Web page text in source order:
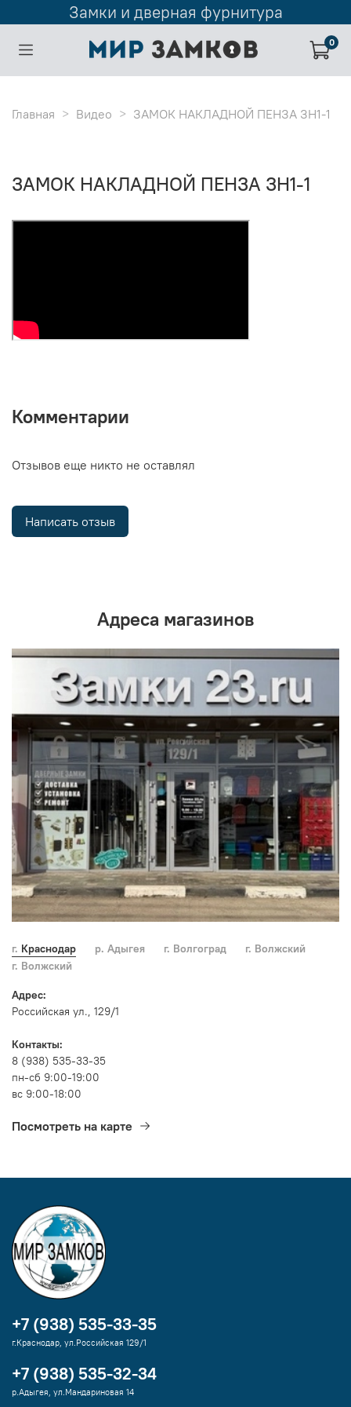
Замки и дверная фурнитура
0
Главная Видео ЗАМОК НАКЛАДНОЙ ПЕНЗА ЗН1-1
ЗАМОК НАКЛАДНОЙ ПЕНЗА ЗН1-1
Комментарии
Отзывов еще никто не оставлял
Написать отзыв
Адреса магазинов
г. Краснодар р. Адыгея г. Волгоград
г. Волжский
г. Волжский
Адрес:
Российская ул., 129/1
Контакты:
8 (938) 535-33-35
пн-сб 9:00-19:00
вс 9:00-18:00
Посмотреть на карте
+7 (938) 535-33-35
г.Краснодар, ул.Российская 129/1
+7 (938) 535-32-34
р.Адыгея, ул.Мандариновая 14